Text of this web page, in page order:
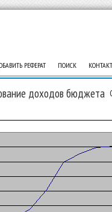
РЕФЕРАТ ПОИСК
доходов бюджета